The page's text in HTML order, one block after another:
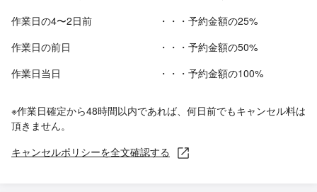
作業日の4〜2日前
・・・予約金額の25%
作業日の前日
・・・予約金額の50%
作業日当日
・・・予約金額の100%
※作業日確定から48時間以内であれば、何日前でもキャンセル料は
頂きません。
キャンセルポリシーを全文確認する